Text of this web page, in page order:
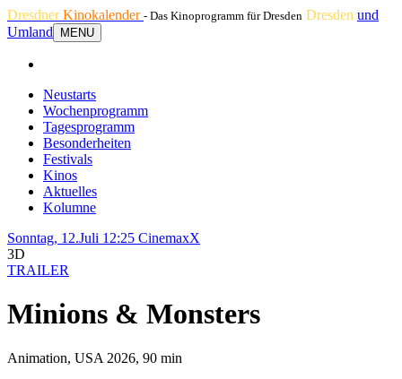
DresdnerKinokalender - Das Kinoprogramm für Dresden Dresden und
Umland
MENU
Neustarts
Wochenprogramm
Tagesprogramm
Besonderheiten
Festivals
Kinos
Aktuelles
Kolumne
Sonntag, 12.Juli 12:25 CinemaxX
3D
TRAILER
Minions & Monsters
Animation, USA 2026, 90 min